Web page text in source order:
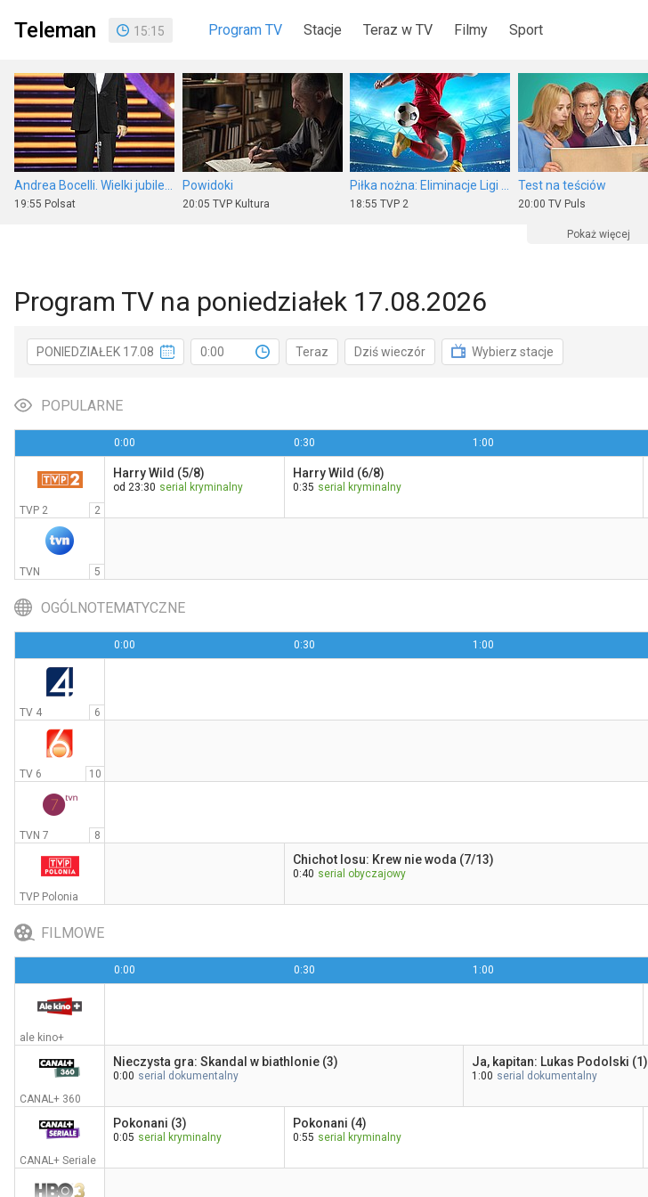
Teleman 15:15 Program TV Stacje Teraz w TV Filmy Sport
19:55 Polsat
Powidoki
20:05 TVP Kultura 18:55 TVP 2
Test na teściów
20:00 TV Puls
Jerry Maguire
22:20Polsat
Piłka nożna: Eliminacje Ligi Europy UEFA
17:50Polsat Sport 1
Program informacyjny 19.30
19:30TVP 1
Lokatorka
20:00Kino Polska
Tylko nie ty
21:00 Polsat Film
Pokaż więcej
Program TV na poniedziałek 17.08.2026
PONIEDZIAŁEK 17.08 0:00 Teraz Dziś wieczór Wybierz stacje
POPULARNE
0:00 0:30 1:00
TVP 2 2
Harry Wild (5/8)
od 23:30 serial kryminalny
Harry Wild (6/8)
0:35 serial kryminalny
TVN 5
OGÓLNOTEMATYCZNE
0:00 0:30 1:00
TV 4 6
TV 6 10
TVN 7 8
TVP Polonia
Chichot losu: Krew nie woda (7/13)
0:40 serial obyczajowy
FILMOWE
0:00 0:30 1:00
ale kino+
CANAL+ 360
Nieczysta gra: Skandal w biathlonie (3)
0:00 serial dokumentalny
Ja, kapitan: Lukas Podolski (1)
1:00 serial dokumentalny
CANAL+ Seriale
Pokonani (3)
0:05 serial kryminalny
Pokonani (4)
0:55 serial kryminalny